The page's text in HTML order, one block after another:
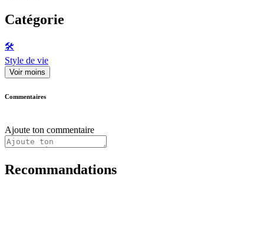
Catégorie
🛠️
Style de vie
Voir moins
Commentaires
Ajoute ton commentaire
Recommandations